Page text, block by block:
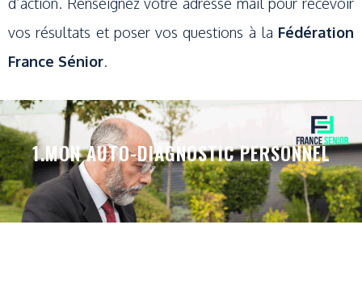
vos résultats et poser vos questions à la Fédération
France Sénior.
1.MON AUTO-DIAGNOSTIC PERSONNEL